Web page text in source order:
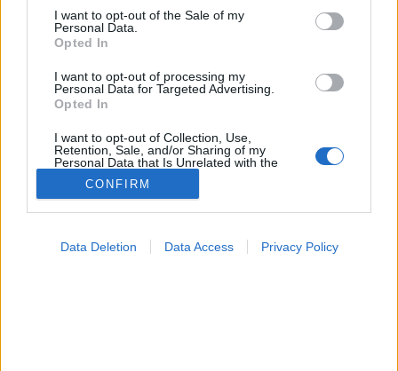
consent section.
I want to opt-out of the Sale of my
Personal Data.
Opted In
I want to opt-out of processing my
Personal Data for Targeted Advertising.
Opted In
I want to opt-out of Collection, Use,
Retention, Sale, and/or Sharing of my
Personal Data that Is Unrelated with the
Purposes for which it was collected.
Opted Out
CONFIRM
Data Deletion Data Access Privacy Policy
2025. május 16. 15:04
Küldés Küldés Messengeren